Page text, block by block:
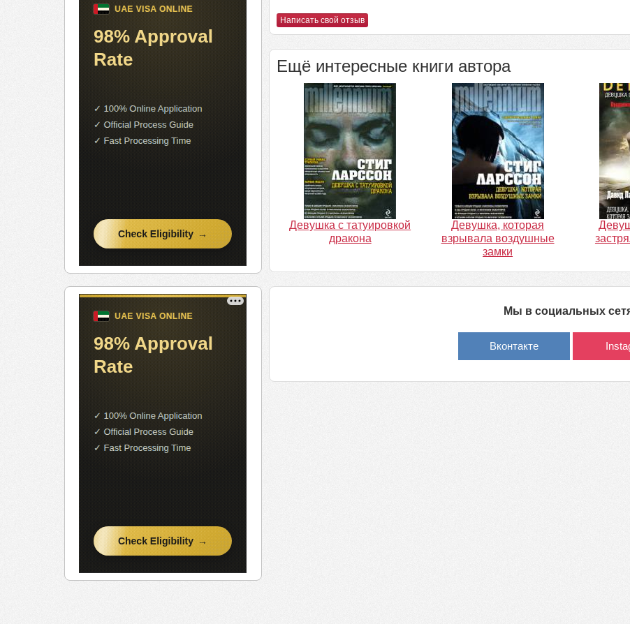
Написать свой отзыв
Ещё интересные книги автора
Девушка с татуировкой
дракона
Девушка, которая
взрывала воздушные
замки
Мы в социальных
Вконтакте